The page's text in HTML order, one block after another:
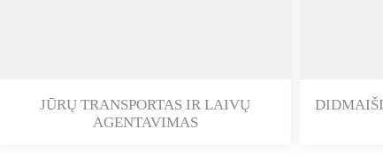
JŪRŲ TRANSPORTAS IR LAIVŲ
AGENTAVIMAS